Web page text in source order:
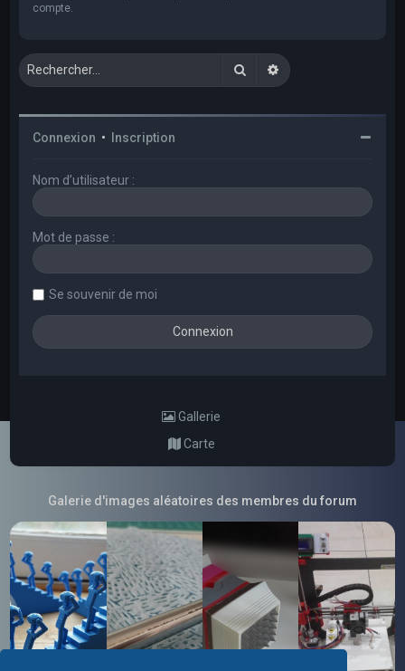
compte.
RechercherRecherche avancée
Connexion • Inscription
Nom d’utilisateur :
Mot de passe :
Se souvenir de moi
Gallerie
Carte
Galerie d'images aléatoires des membres du forum